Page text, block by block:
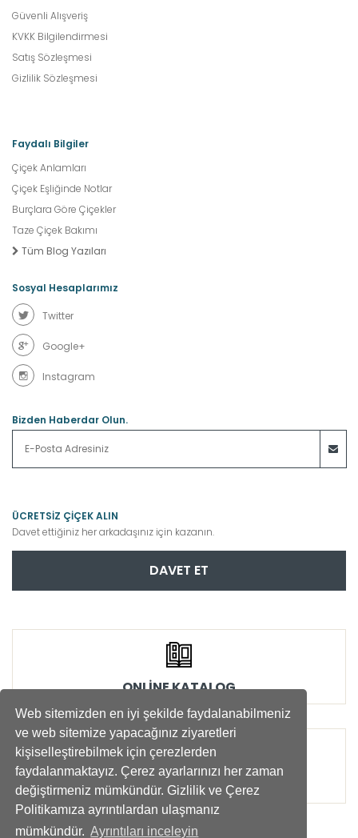
Web sitemizden en iyi şekilde faydalanabilmeniz
ve web sitemize yapacağınız ziyaretleri
kişiselleştirebilmek için çerezlerden
faydalanmaktayız. Çerez ayarlarınızı her zaman
değiştirmeniz mümkündür. Gizlilik ve Çerez
Politikamıza ayrıntılardan ulaşmanız
mümkündür. Ayrıntıları inceleyin
Güvenli Alışveriş
KVKK Bilgilendirmesi
Satış Sözleşmesi
Gizlilik Sözleşmesi
Faydalı Bilgiler
Çiçek Anlamları
Çiçek Eşliğinde Notlar
Burçlara Göre Çiçekler
Taze Çiçek Bakımı
Tüm Blog Yazıları
Sosyal Hesaplarımız
Twitter
Google+
Instagram
Bizden Haberdar Olun.
ÜCRETSİZ ÇİÇEK ALIN
Davet ettiğiniz her arkadaşınız için kazanın.
DAVET ET
ONLİNE KATALOG
SOSYAL SORUMLULUK